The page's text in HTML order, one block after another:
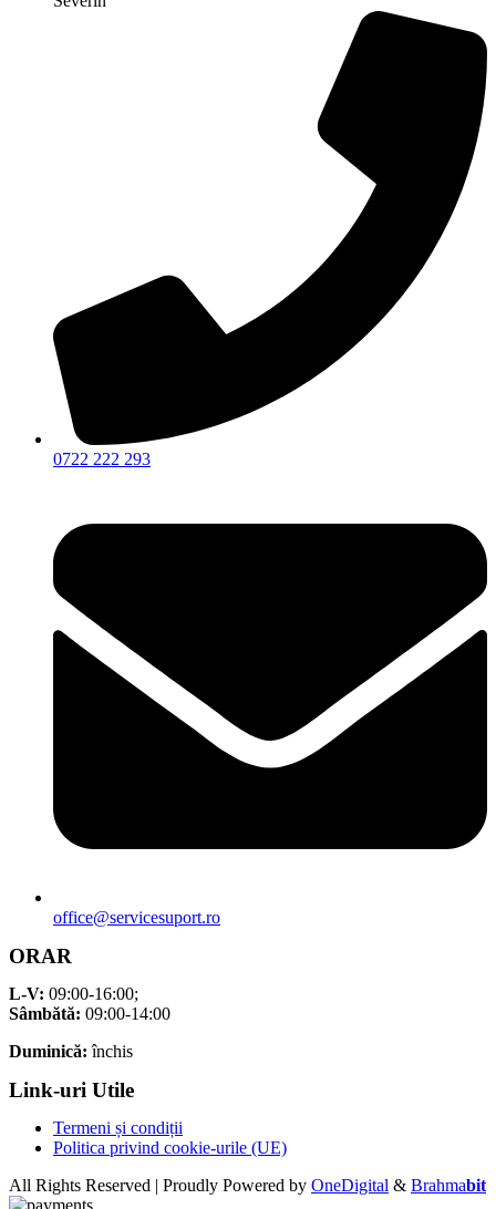
0722 222 293
office@servicesuport.ro
ORAR
L-V: 09:00-16:00;
Sâmbătă: 09:00-14:00
Duminică: închis
Link-uri Utile
Termeni și condiții
Politica privind cookie-urile (UE)
All Rights Reserved | Proudly Powered by OneDigital & Brahmabit